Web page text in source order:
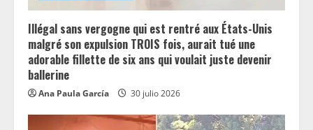
Illégal sans vergogne qui est rentré aux États-Unis
malgré son expulsion TROIS fois, aurait tué une
adorable fillette de six ans qui voulait juste devenir
ballerine
Ana Paula García 30 julio 2026